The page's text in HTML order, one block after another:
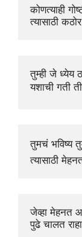
कोणत्याही
त्यासाठी
तुम्ही जे ध्येय
यशाची गती
तुमचं भविष्य
त्यासाठी
जेव्हा मेहनत
पुढे चालत